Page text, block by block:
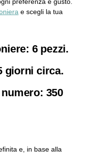
e scegli la tua
6 pezzi.
giorni circa.
350
e, in base alla